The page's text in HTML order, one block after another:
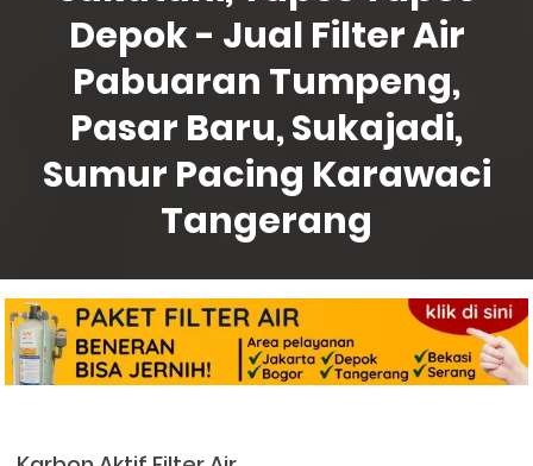
Depok - Jual Filter Air
Pabuaran Tumpeng,
Pasar Baru, Sukajadi,
Sumur Pacing Karawaci
Tangerang